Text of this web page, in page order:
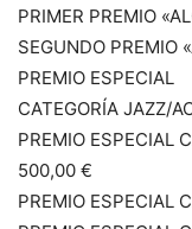
PRIMER PREMIO
SEGUNDO PREMIO
PREMIO ESPECIAL
CATEGORÍA JAZZ/
PREMIO ESPECIAL
500,00 €
PREMIO ESPECIAL